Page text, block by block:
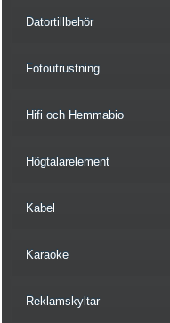
Datortillbehör
Fotoutrustning
Hifi och Hemmabio
Högtalarelement
Kabel
Karaoke
Reklamskyltar